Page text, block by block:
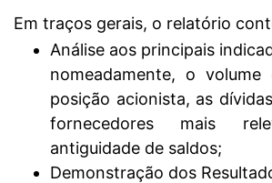
Em traços gerais, o relatório
Análise aos principais
nomeadamente, o
posição acionista, as
fornecedores mais
antiguidade de saldos;
Demonstração dos